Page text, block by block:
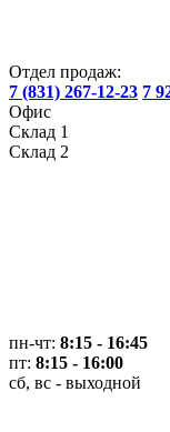
Отдел продаж:
7 (831) 267-12-23 7
Офис
Склад 1
Склад 2
пн-чт: 8:15 - 16:45
пт: 8:15 - 16:00
сб, вс - выходной